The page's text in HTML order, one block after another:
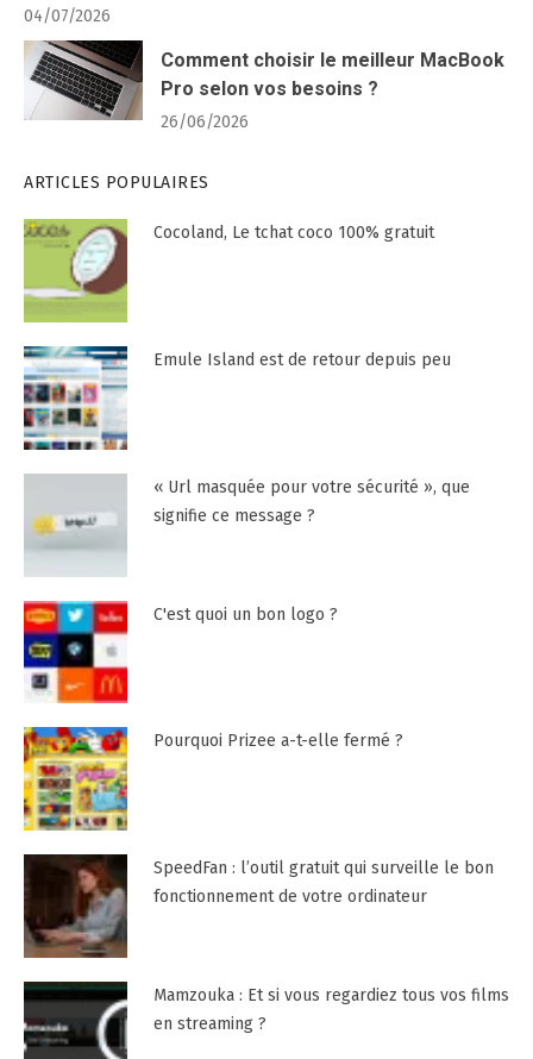
04/07/2026
Comment choisir le meilleur MacBook
Pro selon vos besoins ?
26/06/2026
ARTICLES POPULAIRES
Cocoland, Le tchat coco 100% gratuit
Emule Island est de retour depuis peu
« Url masquée pour votre sécurité », que
signifie ce message ?
C'est quoi un bon logo ?
Pourquoi Prizee a-t-elle fermé ?
SpeedFan : l’outil gratuit qui surveille le bon
fonctionnement de votre ordinateur
Mamzouka : Et si vous regardiez tous vos films
en streaming ?